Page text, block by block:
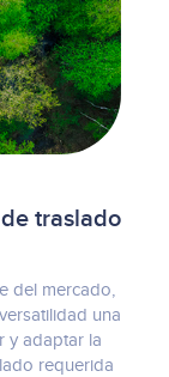
traslado
del mercado,
una
y adaptar la
requerida